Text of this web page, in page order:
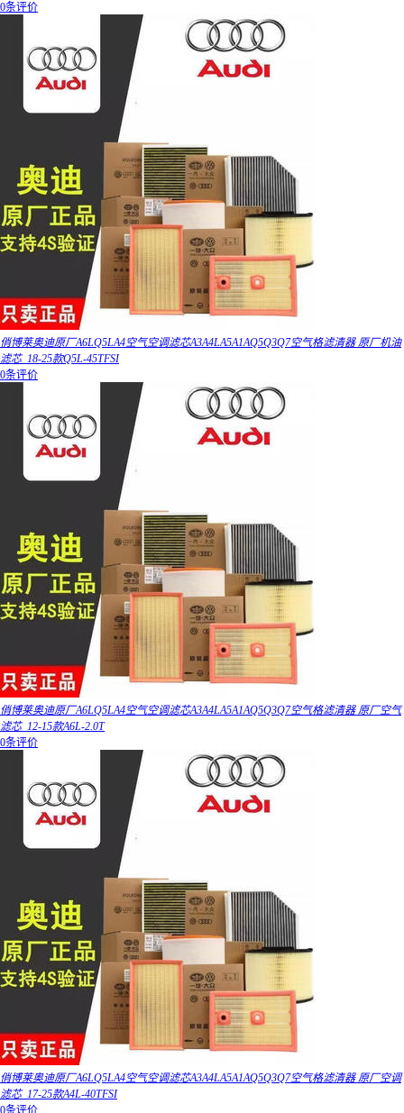
0条评价
俏博莱奥迪原厂A6LQ5LA4空气空调滤芯A3A4LA5A1AQ5Q3Q7空气格滤清器 原厂机油
滤芯_18-25款Q5L-45TFSI
0条评价
俏博莱奥迪原厂A6LQ5LA4空气空调滤芯A3A4LA5A1AQ5Q3Q7空气格滤清器 原厂空气
滤芯_12-15款A6L-2.0T
0条评价
俏博莱奥迪原厂A6LQ5LA4空气空调滤芯A3A4LA5A1AQ5Q3Q7空气格滤清器 原厂空调
滤芯_17-25款A4L-40TFSI
0条评价